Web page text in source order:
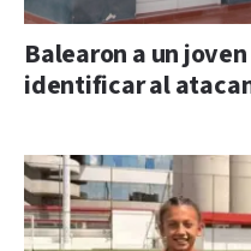
Balearon a un
identificar al